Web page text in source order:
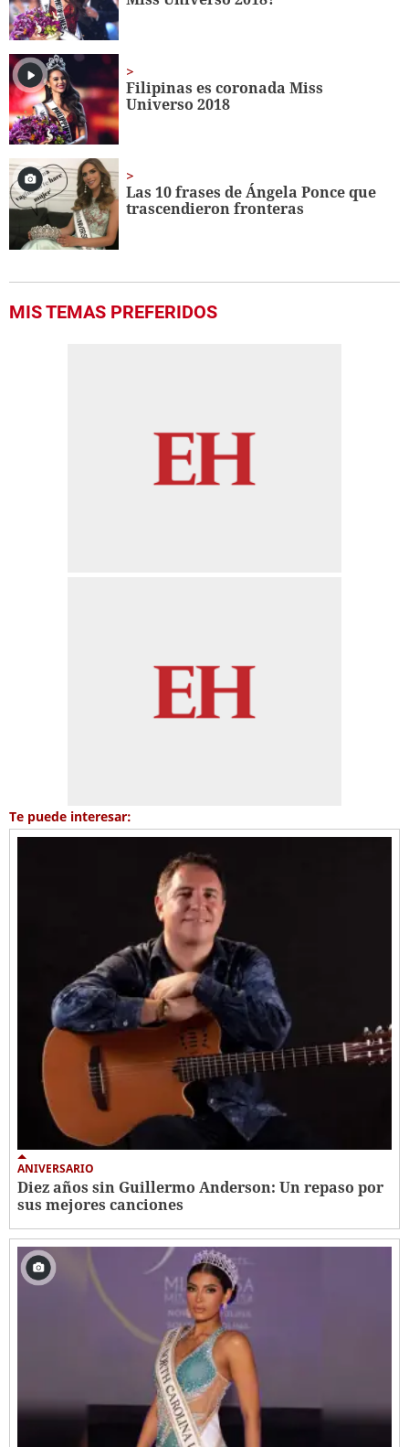
Filipinas es coronada Miss
Universo 2018
Las 10 frases de Ángela Ponce que
trascendieron fronteras
MIS TEMAS PREFERIDOS
Te puede interesar:
ANIVERSARIO
Diez años sin Guillermo Anderson: Un repaso por
sus mejores canciones